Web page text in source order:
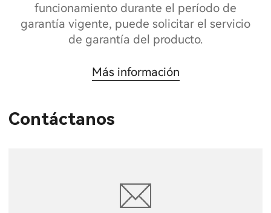
funcionamiento durante el período de
garantía vigente, puede solicitar el servicio
de garantía del producto.
Más información
Contáctanos